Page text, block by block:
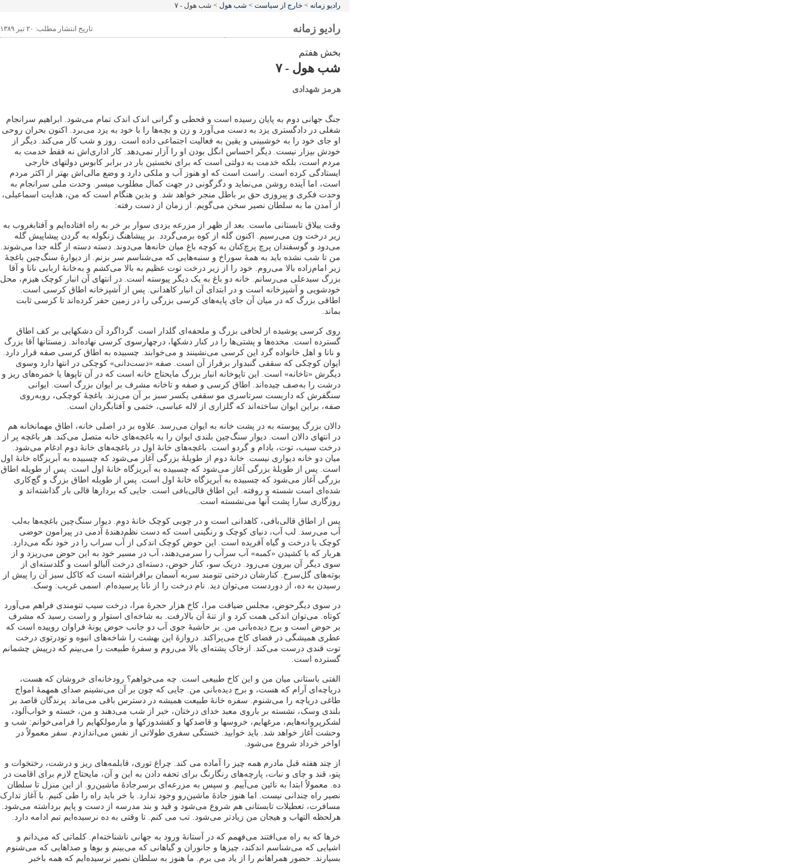
رادیو زمانه > خارج از سیاست > شب هول > شب هول - ۷
رادیو زمانه تاریخ انتشار مطلب: ۲۰ تیر ۱۳۸۹
بخش هفتم
شب هول - ۷
هرمز شهدادی
جنگ جهانی دوم به پایان رسیده است و قحطی و گرانی اندک اندک تمام می‌شود. ابراهیم سرانجام
شغلی در دادگستری یزد به‌ دست می‌آورد و زن و بچه‌ها را با خود به یزد می‌برد. اکنون بحران روحی
او جای خود را به خوشبینی و یقین به فعالیت اجتماعی داده است. روز و شب کار می‌کند. دیگر از
خودش بیزار نیست. دیگر احساس انگل بودن او را آزار نمی‌دهد. کار اداری‌اش نه فقط خدمت به
مردم است، بلکه خدمت به دولتی است که برای نخستین‌ بار در برابر کابوس دولتهای خارجی
ایستادگی کرده است. راست است که او هنوز آب و ملکی دارد و وضع مالی‌اش بهتر از اکثر مردم
است، اما آینده روشن می‌نماید و دگرگونی در جهت کمال مطلوب میسر. وحدت ملی سرانجام به
وحدت فکری و پیروزی حق بر باطل منجر خواهد شد. و بدین هنگام است که من، هدایت اسماعیلی،
از آمدن ما به سلطان نصیر سخن می‌گویم. از زمان از دست رفته:
وقت ییلاق تابستانی ماست. بعد از ظهر از مزرعه یزدی سوار بر خر به راه افتاده‌ایم و آفتابغروب به
‌زیر درخت ون می‌رسیم. اکنون گله از کوه برمی‌گردد. بز پیشاهنگ زنگوله به گردن پیشاپیش گله
می‌دود و گوسفندان پرچ ‌پرچ‌کنان به کوچه باغ میان خانه‌ها می‌دوند. دسته‌ دسته از گله جدا می‌شوند.
من تا شب نشده باید به همۀ سوراخ و سنبه‌هایی که می‌شناسم سر بزنم. از دیوارۀ سنگ‌چین باغچۀ
زیر امام‌زاده بالا می‌روم. خود را از زیر درخت توت عظیم به بالا می‌کشم و به‌خانۀ اربابی نانا و آقا
بزرگ سیدعلی می‌رسانم. خانه دو باغ به یک دیگر پیوسته است. در انتهای آن انبار کوچک هیزم، محل
خودشویی و آشپزخانه است و در ابتدای آن انبار کاهدانی. پس از آشپزخانه اطاق کرسی است.
اطاقی بزرگ که در میان آن جای پایه‌های کرسی بزرگی را در زمین حفر کرده‌اند تا کرسی ثابت
بماند.
روی کرسی پوشیده از لحافی بزرگ و ملحفه‌ای گلدار است. گرداگرد آن دشکهایی بر کف اطاق
گسترده ‌است. مخده‌ها و پشتی‌ها را در کنار دشکها، درچهارسوی کرسی نهاده‌اند. زمستانها آقا بزرگ
و نانا و اهل خانواده گرد این کرسی می‌نشینند و می‌خوابند. چسبیده به اطاق کرسی صفه قرار دارد.
ایوان کوچکی که سقفی گنبدوار برفراز آن است. صفه «دست‌دانی» کوچکی در انتها دارد وسوی
دیگرش «تاخانه» است. این تاپوخانه انبار بزرگ مایحتاج خانه است که در آن تاپوها یا خمره‌های ریز و
درشت را به‌صف چیده‌اند. اطاق کرسی و صفه و تاخانه مشرف بر ایوان بزرگ است. ایوانی
سنگفرش که داربست سرتاسری مو سقفی یکسر سبز بر آن می‌زند. باغچۀ کوچکی، روبه‌روی
صفه، براین ایوان ساخته‌اند که گلزاری از لاله عباسی، ختمی و آفتابگردان است.
دالان بزرگ پیوسته به در پشت خانه به ایوان می‌رسد. علاوه بر در اصلی خانه، اطاق مهمانخانه هم
در انتهای دالان است. دیوار سنگ‌چین بلندی ایوان را به باغچه‌های خانه متصل می‌‌کند. هر باغچه پر از
درخت سیب، توت، بادام و گردو است. باغچه‌های خانۀ اول در باغچه‌های خانۀ دوم ادغام می‌شود.
میان دو خانه دیواری نیست. خانۀ دوم از طویلۀ بزرگی آغاز می‌شود که چسبیده به آبریزگاه خانۀ اول
است. پس از طویلۀ بزرگی آغاز می‌شود که چسبیده به آبریزگاه خانۀ اول است. پس از طویله اطاق
بزرگی آغاز می‌شود که چسبیده به آبریزگاه خانۀ اول است. پس از طویله اطاق بزرگ و گچ‌کاری
شده‌ای است شسته و روفته. این اطاق قالی‌بافی است. جایی که بردارها قالی بار گذاشته‌اند و
روزگاری سارا پشت آنها می‌نشسته است.
پس از اطاق قالی‌بافی، کاهدانی است و در چوبی کوچک خانۀ دوم. دیوار سنگ‌چین باغچه‌ها به‌لب
آب می‌رسد. لب ‌آب، دنیای کوچک و رنگینی است که دست نظم‌دهندۀ آدمی در پیرامون حوضی
کوچک با درخت و گیاه آفریده است. این حوض کوچک اندکی از آب سراب را در خود نگه می‌دارد.
هربار که با کشیدن «کمبه» آب سرآب را سرمی‌دهند، آب در مسیر خود به این حوض می‌ریزد و از
سوی دیگر آن بیرون می‌رود. دریک سو، کنار حوض، دسته‌ای درخت آلبالو است و گلدسته‌ای از
بوته‌های گل‌سرخ. کنارشان درختی تنومند سربه آسمان برافراشته است که کاکل سبز آن را پیش از
رسیدن به ده، از دوردست می‌توان دید. نام درخت را از نانا پرسیده‌ام. اسمی غریب: وِسک.
در سوی دیگرحوض، مجلس ضیافت مرا، کاخ هزار حجرۀ مرا، درخت سیب تنومندی فراهم می‌آورد
کوتاه. می‌توان اندکی همت کرد و از تنۀ آن بالارفت. به شاخه‌ای استوار و راست رسید که مشرف
بر حوض است و برج دیده‌بانی من. بر حاشیۀ جوی آب دو جانب حوض پونۀ فراوان روییده است که
عطری همیشگی در فضای کاخ می‌پراکند. دروازۀ این بهشت را شاخه‌های انبوه و تودرتوی درخت
توت قندی درست می‌کند. ازخاک پشته‌ای بالا می‌روم و سفرۀ طبیعت را می‌بینم که درپیش چشمانم
گسترده است.
الفتی باستانی میان من و این کاخ طبیعی است. چه می‌خواهم؟ رودخانه‌ای خروشان که هست،
دریاچه‌ای آرام که هست، و برج دیده‌بانی من. جایی که چون بر آن می‌نشینم صدای همهمۀ امواج
طاغی دریاچه را می‌شنوم. سفره خانۀ طبیعت همیشه در دسترس باقی می‌ماند. پرندگان قاصد بر
بلندی وسک، نشسته بر باروی معبد خدای درختان، خبر از شب می‌دهند و من، خسته و خواب‌آلود،
لشکرپروانه‌هایم، مرغهایم، خروسها و قاصدکها و کفشدوزکها و مارمولکهایم را فرامی‌خوانم: شب و
وحشت آغاز خواهد شد. باید خوابید. خستگی سفری طولانی از نفس می‌اندازدم. سفر معمولاً در
اواخر خرداد شروع می‌شود.
از چند هفته قبل مادرم همه چیز را آماده می کند. چراغ توری، قابلمه‌های ریز و درشت، رختخوات و
پتو، قند و چای و نبات، پارچه‌های رنگارنگ برای تحفه دادن به این و آن، مایحتاج لازم برای اقامت در
ده. معمولاً ابتدا به نائین می‌آییم. و سپس به مزرعه‌ای برسرجادۀ ماشین‌رو. از این منزل تا سلطان
نصیر راه چندانی نیست. اما هنوز جادۀ ماشین‌رو وجود ندارد. با خر باید راه را طی کنیم. با آغاز تدارک
مسافرت، تعطیلات تابستانی هم شروع می‌شود و قید و بند مدرسه از دست و پایم برداشته می‌شود.
هرلحظه التهاب و هیجان من زیادتر می‌شود. تب می کنم. تا وقتی به ده نرسیده‌ایم تبم ادامه دارد.
خرها که به راه می‌افتند می‌فهمم که در آستانۀ ورود به جهانی ناشناخته‌ام. کلماتی که می‌دانم و
اشیایی که می‌شناسم اندکند، چیزها و جانوران و گیاهانی که می‌بینم و بوها و صداهایی که می‌شنوم
بسیارند. حضور همراهانم را از یاد می برم. ما هنوز به سلطان نصیر نرسیده‌ایم که همه باخبر